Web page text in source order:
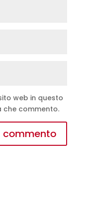
web in questo
che commento.